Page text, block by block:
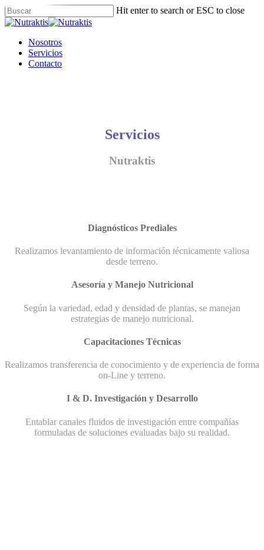
Skip
to
content
Hit enter to search or ESC to close
Close
Menu
Nosotros
Servicios
Contacto
Servicios
Nutraktis
Diagnósticos Prediales
Realizamos levantamiento de información técnicamente valiosa
desde terreno.
Asesoría y Manejo Nutricional
Según la variedad, edad y densidad de plantas, se manejan
estrategias de manejo nutricional.
Capacitaciones Técnicas
Realizamos transferencia de conocimiento y de experiencia de forma
on-Line y terreno.
I & D. Investigación y Desarrollo
Entablar canales fluidos de investigación entre compañías
formuladas de soluciones evaluadas bajo su realidad.